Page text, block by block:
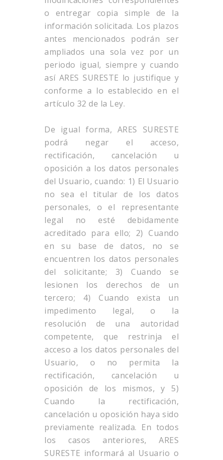
o entregar copia simple de la
información solicitada. Los plazos
antes mencionados podrán ser
ampliados una sola vez por un
periodo igual, siempre y cuando
así ARES SURESTE lo justifique y
conforme a lo establecido en el
artículo 32 de la Ley.
De igual forma, ARES SURESTE
podrá negar el acceso,
rectificación, cancelación u
oposición a los datos personales
del Usuario, cuando: 1) El Usuario
no sea el titular de los datos
personales, o el representante
legal no esté debidamente
acreditado para ello; 2) Cuando
en su base de datos, no se
encuentren los datos personales
del solicitante; 3) Cuando se
lesionen los derechos de un
tercero; 4) Cuando exista un
impedimento legal, o la
resolución de una autoridad
competente, que restrinja el
acceso a los datos personales del
Usuario, o no permita la
rectificación, cancelación u
oposición de los mismos, y 5)
Cuando la rectificación,
cancelación u oposición haya sido
previamente realizada. En todos
los casos anteriores, ARES
SURESTE informará al Usuario o